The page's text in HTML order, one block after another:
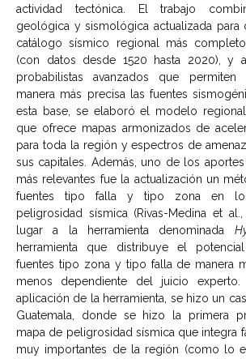
actividad tectónica. El trabajo
geológica y sismológica actualizada para
catálogo sísmico regional más
(con datos desde 1520 hasta 2020), y
probabilistas avanzados que permiten
manera más precisa las fuentes
esta base, se elaboró el modelo regional
que ofrece mapas armonizados de
para toda la región y espectros de
sus capitales. Además, uno de los
más relevantes fue la actualización un
fuentes tipo falla y tipo zona en
peligrosidad sísmica (Rivas-Medina et
lugar a la herramienta denominada
herramienta que distribuye el
fuentes tipo zona y tipo falla de manera
menos dependiente del juicio experto.
aplicación de la herramienta, se hizo un
Guatemala, donde se hizo la primera
mapa de peligrosidad sísmica que integra
muy importantes de la región (como lo